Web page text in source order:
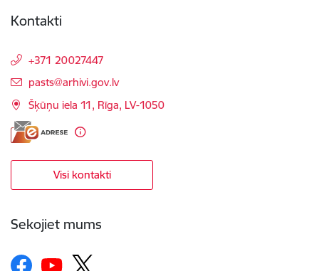
Kontakti
+371 20027447
E-pasts:
pasts@arhivi.gov.lv
Šķūņu iela 11, Rīga, LV-1050
Visi kontakti
Sekojiet mums